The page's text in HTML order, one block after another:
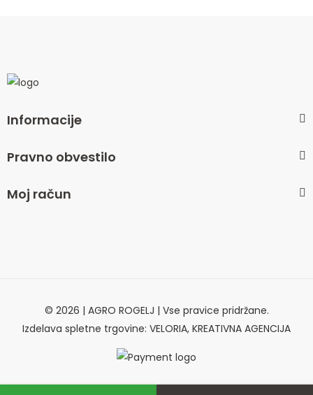
Informacije
Pravno obvestilo
Moj račun
© 2026 | AGRO ROGELJ | Vse pravice pridržane.
Izdelava spletne trgovine: VELORIA, KREATIVNA AGENCIJA